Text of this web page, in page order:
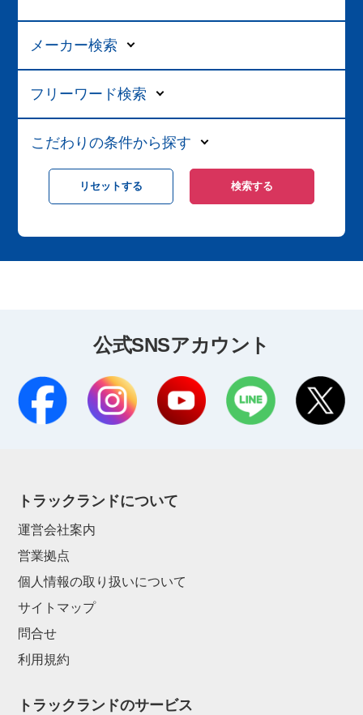
メーカー検索
フリーワード検索
こだわりの条件から探す
公式SNSアカウント
トラックランドについて
運営会社案内
営業拠点
個人情報の取り扱いについて
サイトマップ
問合せ
利用規約
トラックランドのサービス